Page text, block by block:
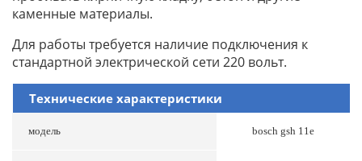
каменные материалы.
Для работы требуется наличие подключения к
стандартной электрической сети 220 вольт.
Технические характеристики
модель bosch gsh 11e